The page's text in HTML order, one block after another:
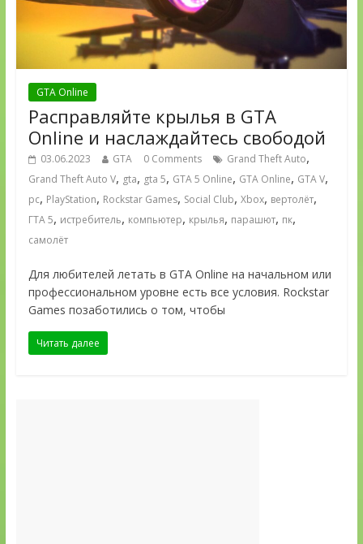
GTA Online
Расправляйте крылья в GTA
Online и наслаждайтесь свободой
03.06.2023 GTA 0 Comments Grand Theft Auto,
Grand Theft Auto V, gta, gta 5, GTA 5 Online, GTA Online, GTA V,
pc, PlayStation, Rockstar Games, Social Club, Xbox, вертолёт,
ГТА 5, истребитель, компьютер, крылья, парашют, пк,
самолёт
Для любителей летать в GTA Online на начальном или
профессиональном уровне есть все условия. Rockstar
Games позаботились о том, чтобы
Читать далее